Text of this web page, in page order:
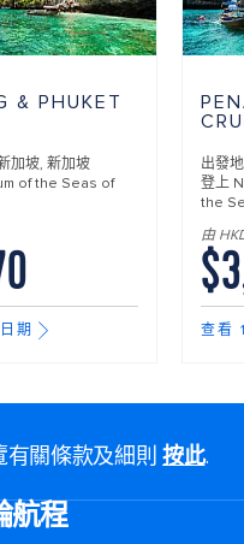
& PHUKET
加坡, 新加坡
of the Seas of
期
出發
登上
the
由
查看
有關條款及細則按此.
航程